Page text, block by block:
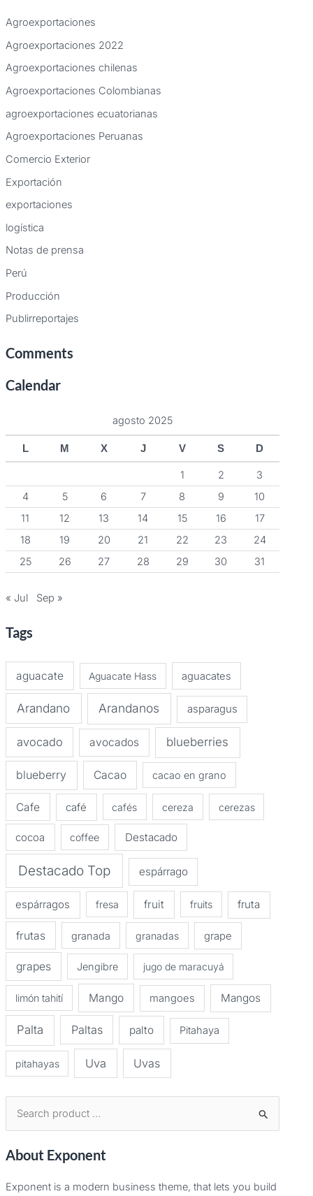
r
p
o
r
:
Agroexportaciones
Agroexportaciones 2022
Agroexportaciones chilenas
Agroexportaciones Colombianas
agroexportaciones ecuatorianas
Agroexportaciones Peruanas
Comercio Exterior
Exportación
exportaciones
logística
Notas de prensa
Perú
Producción
Publirreportajes
Comments
Calendar
agosto 2025
L M X J V S D
1 2
3
4
5 6 7 8 9
10
11
12 13 14 15 16
17
18
19 20 21 22 23
24
25
26 27 28 29 30 31
« Jul Sep »
Tags
aguacate Aguacate Hass aguacates
Arandano Arandanos asparagus
avocado avocados blueberries
blueberry Cacao cacao en grano
Cafe café cafés cereza cerezas
cocoa coffee Destacado
Destacado Top espárrago
espárragos fresa fruit fruits fruta
frutas granada granadas grape
grapes Jengibre jugo de maracuyá
limón tahití Mango mangoes Mangos
Palta Paltas palto Pitahaya
pitahayas Uva Uvas
s
About Exponent
Exponent is a modern business theme, that lets you build